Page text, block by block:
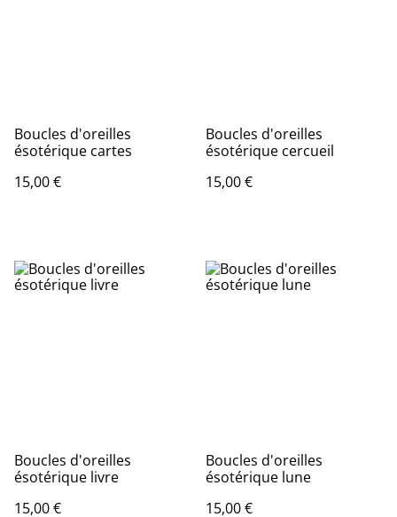
Boucles d'oreilles
ésotérique cartes
15,00 €
Boucles d'oreilles
ésotérique cercueil
15,00 €
Boucles d'oreilles
ésotérique livre
15,00 €
Boucles d'oreilles
ésotérique lune
15,00 €